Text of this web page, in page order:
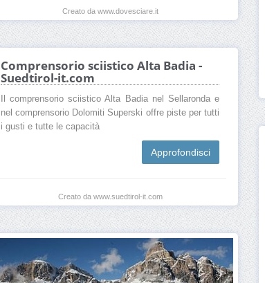
Creato da www.dovesciare.it
Comprensorio sciistico Alta Badia -
Suedtirol-it.com
Il comprensorio sciistico Alta Badia nel Sellaronda e
nel comprensorio Dolomiti Superski offre piste per tutti
i gusti e tutte le capacità
Approfondisci
Creato da www.suedtirol-it.com